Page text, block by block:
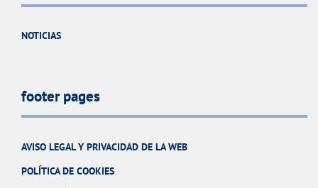
NOTICIAS
footer pages
AVISO LEGAL Y PRIVACIDAD DE LA WEB
POLÍTICA DE COOKIES